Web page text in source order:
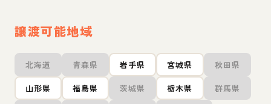
譲渡可能地域
北海道 青森県 岩手県 宮城県 秋田県
山形県 福島県 茨城県 栃木県 群馬県